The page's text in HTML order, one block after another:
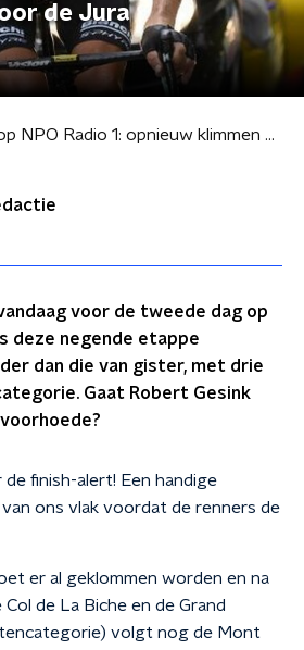
de Jura
Vandaag op NPO Radio 1: opnieuw klimmen door de Jura
voor de tweede dag op
deze negende etappe
dan die van gister, met drie
Gaat Robert Gesink
de finish-alert! Een handige
ons vlak voordat de renners de
er al geklommen worden en na
de La Biche en de Grand
volgt nog de Mont